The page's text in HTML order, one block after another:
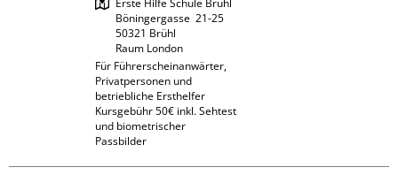
Erste Hilfe Schule Brühl
Böningergasse  21-25
50321 Brühl
Raum London
Für Führerscheinanwärter,
Privatpersonen und
betriebliche Ersthelfer
Kursgebühr 50€ inkl. Sehtest
und biometrischer
Passbilder